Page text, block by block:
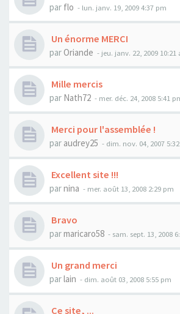
par flo - lun. janv. 19, 2009 4:37 pm
Un énorme MERCI
par Oriande - jeu. janv. 22, 2009 10:21
Mille mercis
par Nath72 - mer. déc. 24, 2008 5:41
Merci pour l'assemblée !
par audrey25 - dim. nov. 04, 2007
Excellent site !!!
parnina - mer. août 13, 2008 2:29 pm
Bravo
parmaricaro58 - sam. sept. 13, 2008
Un grand merci
parlain - dim. août 03, 2008 5:55 pm
Ce site, ...